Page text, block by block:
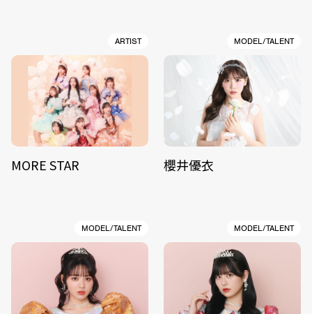
ARTIST
MORE STAR
MODEL/TALENT
櫻井優衣
MODEL/TALENT MODEL/TALENT